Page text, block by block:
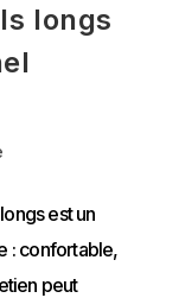
longs
est un
: confortable,
peut